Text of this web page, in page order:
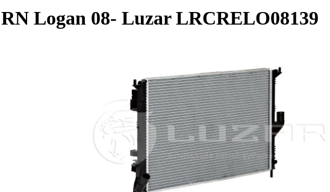
Logan 08- Luzar LRCRELO08139